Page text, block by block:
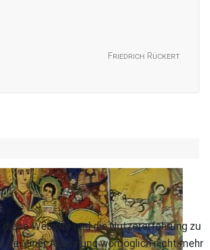
Friedrich Rückert
Website und die Nutzererfahrung zu
einer Ablehnung womöglich nicht mehr